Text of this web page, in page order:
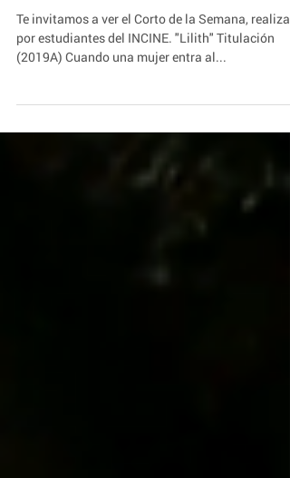
Paredes
Te invitamos a ver el Corto de la Semana,
por estudiantes del INCINE. "Lilith" Titulación